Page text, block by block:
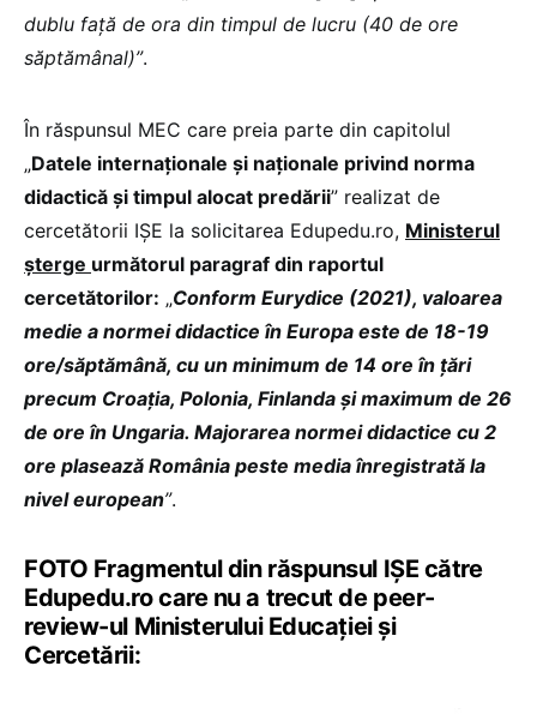
dublu față de ora din timpul de lucru (40 de ore
săptămânal)”.
În răspunsul MEC care preia parte din capitolul
„Datele internaționale și naționale privind norma
didactică și timpul alocat predării” realizat de
cercetătorii IȘE la solicitarea Edupedu.ro, Ministerul
șterge următorul paragraf din raportul
cercetătorilor: „Conform Eurydice (2021), valoarea
medie a normei didactice în Europa este de 18-19
ore/săptămână, cu un minimum de 14 ore în țări
precum Croația, Polonia, Finlanda și maximum de 26
de ore în Ungaria. Majorarea normei didactice cu 2
ore plasează România peste media înregistrată la
nivel european”.
FOTO Fragmentul din răspunsul IȘE către
Edupedu.ro care nu a trecut de peer-
review-ul Ministerului Educației și
Cercetării: